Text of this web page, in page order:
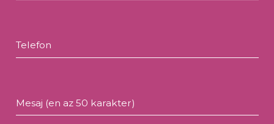
Telefon
Mesaj (en az 50 karakter)